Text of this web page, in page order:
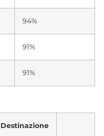
94%
91%
91%
Destinazione